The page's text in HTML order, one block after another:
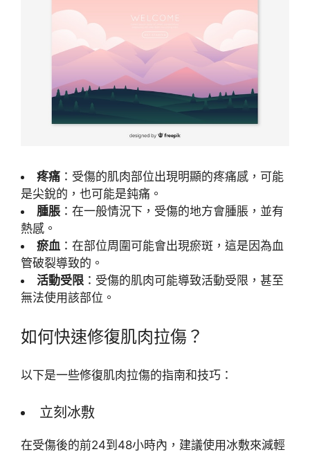
疼痛 ：受傷的肌肉部位出現明顯的疼痛感，可能
是尖銳的，也可能是鈍痛。
腫脹 ：在一般情況下，受傷的地方會腫脹，並有
熱感。
瘀血 ：在部位周圍可能會出現瘀斑，這是因為血
管破裂導致的。
活動受限 ：受傷的肌肉可能導致活動受限，甚至
無法使用該部位。
如何快速修復肌肉拉傷？
以下是一些修復肌肉拉傷的指南和技巧：
立刻冰敷
在受傷後的前24到48小時內，建議使用冰敷來減輕